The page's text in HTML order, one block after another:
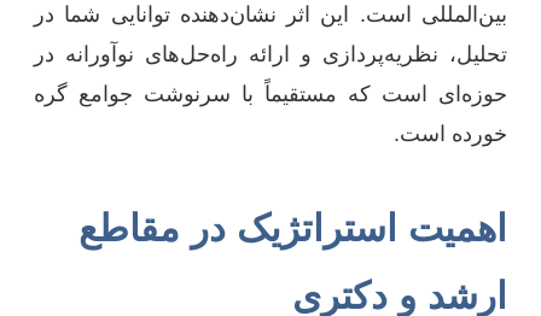
بین‌المللی است. این اثر نشان‌دهنده توانایی شما در
تحلیل، نظریه‌پردازی و ارائه راه‌حل‌های نوآورانه در
حوزه‌ای است که مستقیماً با سرنوشت جوامع گره
خورده است.
اهمیت استراتژیک در مقاطع
ارشد و دکتری